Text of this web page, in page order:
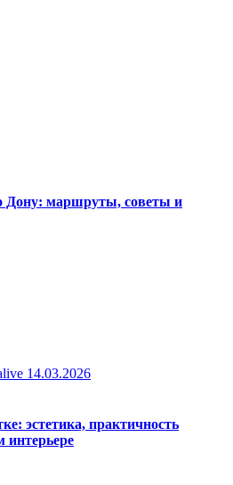
Дону: маршруты, советы и
14.03.2026
эстетика, практичность
интерьере